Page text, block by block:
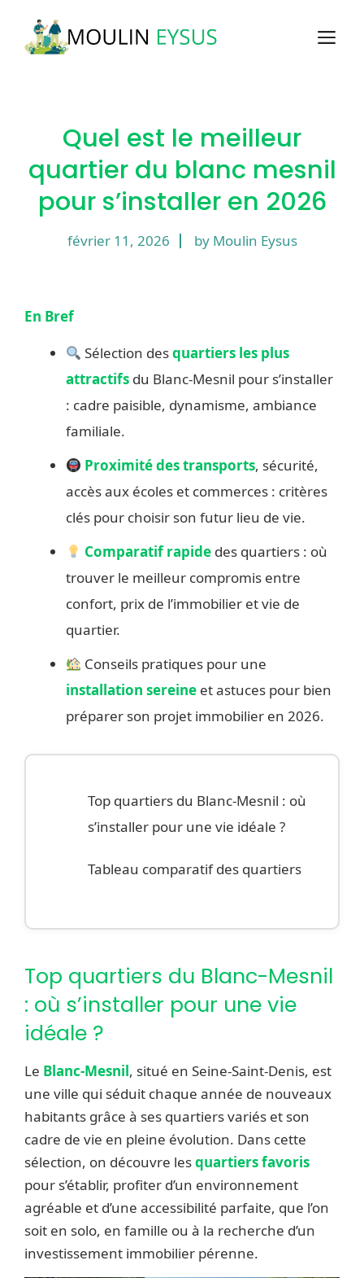
contenu
Quel est le meilleur
quartier du blanc mesnil
pour s’installer en 2026
février 11, 2026 by Moulin Eysus
En Bref
Sélection desquartiers les plus
attractifs du Blanc-Mesnil pour s’installer
: cadre paisible, dynamisme, ambiance
familiale.
Proximité des transports, sécurité,
accès aux écoles et commerces : critères
clés pour choisir son futur lieu de vie.
Comparatif rapide des quartiers : où
trouver le meilleur compromis entre
confort, prix de l’immobilier et vie de
quartier.
Conseils pratiques pour une
installation sereine et astuces pour bien
préparer son projet immobilier en 2026.
Top quartiers du Blanc-Mesnil : où
s’installer pour une vie idéale ?
Tableau comparatif des quartiers
Top quartiers du Blanc-Mesnil
: où s’installer pour une vie
idéale ?
Le Blanc-Mesnil, situé en Seine-Saint-Denis, est
une ville qui séduit chaque année de nouveaux
habitants grâce à ses quartiers variés et son
cadre de vie en pleine évolution. Dans cette
sélection, on découvre lesquartiers favoris
pour s’établir, profiter d’un environnement
agréable et d’une accessibilité parfaite, que l’on
soit en solo, en famille ou à la recherche d’un
investissement immobilier pérenne.